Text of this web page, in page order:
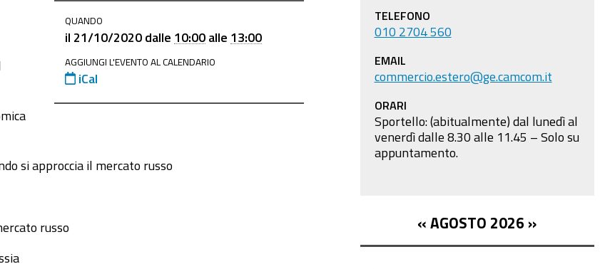
QUANDO
il 21/10/2020dalle 10:00alle 13:00
AGGIUNGI L'EVENTO AL CALENDARIO
iCal
si approccia il mercato russo
russo
TELEFONO
010 2704 560
EMAIL
commercio.estero@ge.camcom.it
ORARI
Sportello: (abitualmente) dal lunedì al
venerdì dalle 8.30 alle 11.45 – Solo su
appuntamento.
« AGOSTO 2026 »